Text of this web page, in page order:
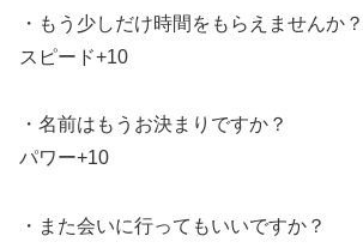
・もう少しだけ時間をもらえませんか？
スピード+10
・名前はもうお決まりですか？
パワー+10
・また会いに行ってもいいですか？